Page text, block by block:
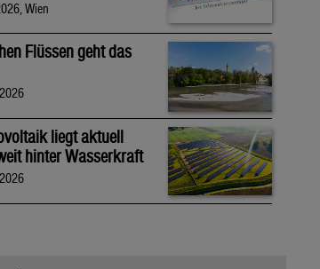
Wien
Flüssen geht das
liegt aktuell
hinter Wasserkraft